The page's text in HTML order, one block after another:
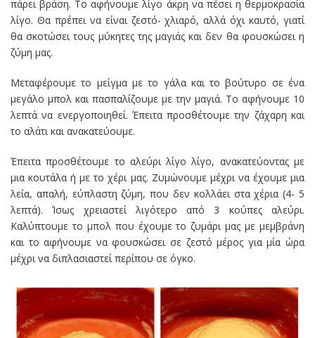
πάρει βράση. Το αφήνουμε λίγο άκρη να πέσει η θερμοκρασία
λίγο. Θα πρέπει να είναι ζεστό- χλιαρό, αλλά όχι καυτό, γιατί
θα σκοτώσει τους μύκητες της μαγιάς και δεν θα φουσκώσει η
ζύμη μας.
Μεταφέρουμε το μείγμα με το γάλα και το βούτυρο σε ένα
μεγάλο μπολ και πασπαλίζουμε με την μαγιά. Το αφήνουμε 10
λεπτά να ενεργοποιηθεί. Έπειτα προσθέτουμε την ζάχαρη και
το αλάτι και ανακατεύουμε.
Έπειτα προσθέτουμε το αλεύρι λίγο λίγο, ανακατεύοντας με
μια κουτάλα ή με το χέρι μας. Ζυμώνουμε μέχρι να έχουμε μια
λεία, απαλή, εύπλαστη ζύμη, που δεν κολλάει στα χέρια (4- 5
λεπτά). Ίσως χρειαστεί λιγότερο από 3 κούπες αλεύρι.
Καλύπτουμε το μπολ που έχουμε το ζυμάρι μας με μεμβράνη
και το αφήνουμε να φουσκώσει σε ζεστό μέρος για μία ώρα
μέχρι να διπλασιαστεί περίπου σε όγκο.